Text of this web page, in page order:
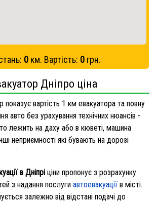
0 км. Вартість: 0 грн.
Дніпро ціна
показує вартість 1 км евакуатора та повну
авто без урахування технічних нюансів -
лежить на даху або в кюветі, машина
неприємності які бувають на дорозі
в Дніпрі ціни пропонує з розрахунку
з надання послуги автоевакуації в місті.
залежно від відстані подачі до